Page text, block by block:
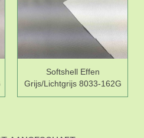
Softshell Effen
Grijs/Lichtgrijs 8033-162G